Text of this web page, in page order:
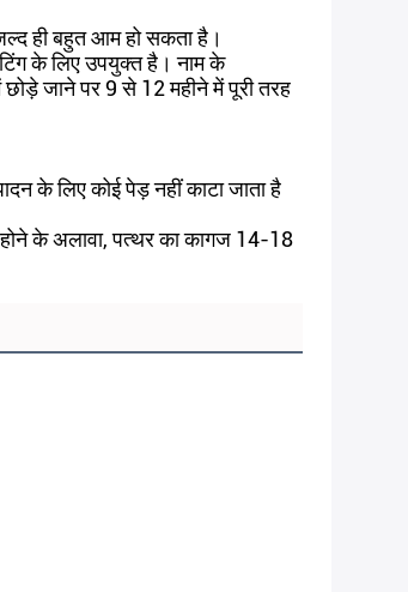
ही बहुत आम हो सकता है।
के लिए उपयुक्त है। नाम के
जाने पर 9 से 12 महीने में पूरी तरह
के लिए कोई पेड़ नहीं काटा जाता है
होने के अलावा, पत्थर का कागज 14-18